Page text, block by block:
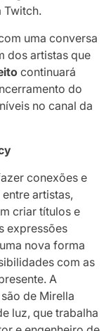
Twitch.
uma conversa
dos artistas que
continuará
do
no canal da
conexões e
artistas,
criar títulos e
expressões
nova forma
com as
A
de Mirella
luz, que trabalha